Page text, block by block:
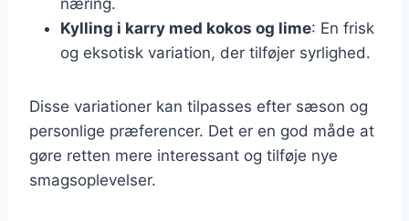
Kylling i karry med kokos og lime: En frisk
og eksotisk variation, der tilføjer syrlighed.
Disse variationer kan tilpasses efter sæson og
personlige præferencer. Det er en god måde at
gøre retten mere interessant og tilføje nye
smagsoplevelser.